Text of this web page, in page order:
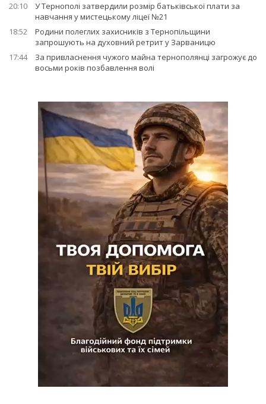
20:10
У Тернополі затвердили розмір батьківської плати за
навчання у мистецькому ліцеї №21
18:52
Родини полеглих захисників з Тернопільщини
запрошують на духовний ретрит у Зарваницю
17:44
За привласнення чужого майна тернополянці загрожує до
восьми років позбавлення волі